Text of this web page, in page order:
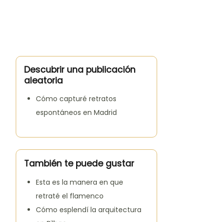
Descubrir una publicación
aleatoria
Cómo capturé retratos
espontáneos en Madrid
También te puede gustar
Esta es la manera en que
retraté el flamenco
Cómo esplendí la arquitectura